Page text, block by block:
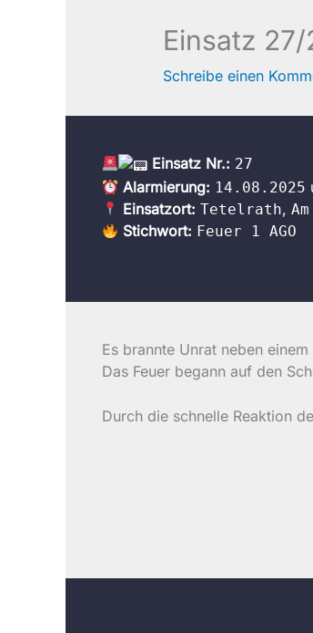
Einsatz 27/
Schreibe einen
Einsatz Nr.: 27
Alarmierung: 14.08.2025
Einsatzort: Tetelrath,
Stichwort: Feuer 1 AGO
Es brannte Unrat neben einem
Das Feuer begann auf den
Durch die schnelle Reaktion